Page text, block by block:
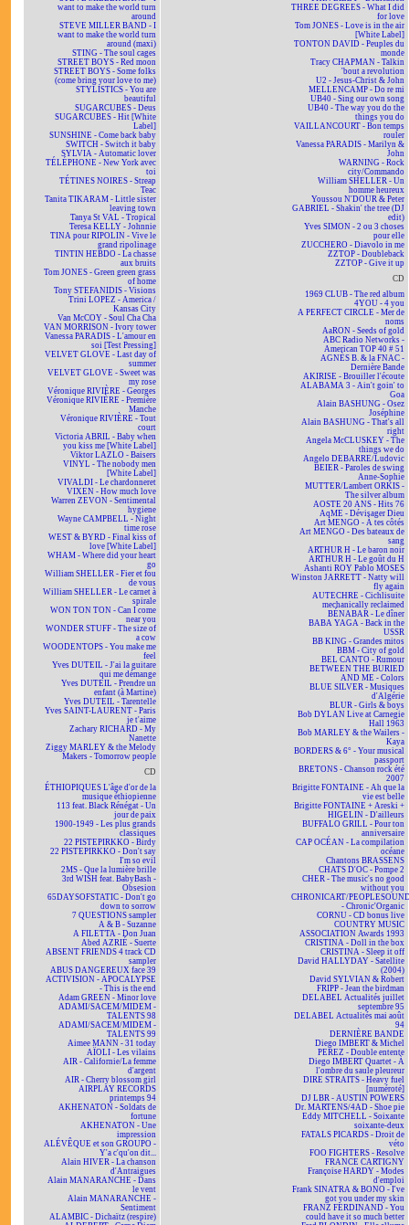
want to make the world turn
around
STEVE MILLER BAND - I
want to make the world turn
around (maxi)
STING - The soul cages
STREET BOYS - Red moon
STREET BOYS - Some folks
(come bring your love to me)
STYLISTICS - You are
beautiful
SUGARCUBES - Deus
SUGARCUBES - Hit [White
Label]
SUNSHINE - Come back baby
SWITCH - Switch it baby
SYLVIA - Automatic lover
TÉLÉPHONE - New York avec
toi
TÉTINES NOIRES - Streap
Teac
Tanita TIKARAM - Little sister
leaving town
Tanya St VAL - Tropical
Teresa KELLY - Johnnie
TINA pour RIPOLIN - Vive le
grand ripolinage
TINTIN HEBDO - La chasse
aux bruits
Tom JONES - Green green grass
of home
Tony STEFANIDIS - Visions
Trini LOPEZ - America /
Kansas City
Van McCOY - Soul Cha Cha
VAN MORRISON - Ivory tower
Vanessa PARADIS - L'amour en
soi [Test Pressing]
VELVET GLOVE - Last day of
summer
VELVET GLOVE - Sweet was
my rose
Véronique RIVIÈRE - Georges
Véronique RIVIÈRE - Première
Manche
Véronique RIVIÈRE - Tout
court
Victoria ABRIL - Baby when
you kiss me [White Label]
Viktor LAZLO - Baisers
VINYL - The nobody men
[White Label]
VIVALDI - Le chardonneret
VIXEN - How much love
Warren ZEVON - Sentimental
hygiene
Wayne CAMPBELL - Night
time rose
WEST & BYRD - Final kiss of
love [White Label]
WHAM - Where did your heart
go
William SHELLER - Fier et fou
de vous
William SHELLER - Le carnet à
spirale
WON TON TON - Can I come
near you
WONDER STUFF - The size of
a cow
WOODENTOPS - You make me
feel
Yves DUTEIL - J'ai la guitare
qui me démange
Yves DUTEIL - Prendre un
enfant (à Martine)
Yves DUTEIL - Tarentelle
Yves SAINT-LAURENT - Paris
je t'aime
Zachary RICHARD - My
Nanette
Ziggy MARLEY & the Melody
Makers - Tomorrow people
CD
ÉTHIOPIQUES L'âge d'or de la
musique éthiopienne
113 feat. Black Rénégat - Un
jour de paix
1900-1949 - Les plus grands
classiques
22 PISTEPIRKKO - Birdy
22 PISTEPIRKKO - Don't say
I'm so evil
2MS - Que la lumière brille
3rd WISH feat. BabyBash -
Obsesion
65DAYSOFSTATIC - Don't go
down to sorrow
7 QUESTIONS sampler
A & B - Suzanne
A FILETTA - Don Juan
Abed AZRIÉ - Suerte
ABSENT FRIENDS 4 track CD
sampler
ABUS DANGEREUX face 39
ACTIVISION - APOCALYPSE
- This is the end
Adam GREEN - Minor love
ADAMI/SACEM/MIDEM -
TALENTS 98
ADAMI/SACEM/MIDEM -
TALENTS 99
Aimee MANN - 31 today
AÏOLI - Les vilains
AIR - Californie/La femme
d'argent
AIR - Cherry blossom girl
AIRPLAY RECORDS
printemps 94
AKHENATON - Soldats de
fortune
AKHENATON - Une
impression
ALÉVÊQUE et son GROUPO -
Y'a c'qu'on dit...
Alain HIVER - La chanson
d'Antraigues
Alain MANARANCHE - Dans
le vent
Alain MANARANCHE -
Sentiment
ALAMBIC - Dichaïtz (respire)
THREE DEGREES - What I did
for love
Tom JONES - Love is in the air
[White Label]
TONTON DAVID - Peuples du
monde
Tracy CHAPMAN - Talkin
'bout a revolution
U2 - Jesus-Christ & John
MELLENCAMP - Do re mi
UB40 - Sing our own song
UB40 - The way you do the
things you do
VAILLANCOURT - Bon temps
rouler
Vanessa PARADIS - Marilyn &
John
WARNING - Rock
city/Commando
William SHELLER - Un
homme heureux
Youssou N'DOUR & Peter
GABRIEL - Shakin' the tree (DJ
edit)
Yves SIMON - 2 ou 3 choses
pour elle
ZUCCHERO - Diavolo in me
ZZTOP - Doubleback
ZZTOP - Give it up
CD
1969 CLUB - The red album
4YOU - 4 you
A PERFECT CIRCLE - Mer de
noms
AaRON - Seeds of gold
ABC Radio Networks -
American TOP 40 # 51
AGNÈS B. & la FNAC -
Dernière Bande
AKIRISE - Brouiller l'écoute
ALABAMA 3 - Ain't goin' to
Goa
Alain BASHUNG - Osez
Joséphine
Alain BASHUNG - That's all
right
Angela McCLUSKEY - The
things we do
Angelo DEBARRE/Ludovic
BEIER - Paroles de swing
Anne-Sophie
MUTTER/Lambert ORKIS -
The silver album
AOSTE 20 ANS - Hits 76
AqME - Dévisager Dieu
Art MENGO - À tes côtés
Art MENGO - Des bateaux de
sang
ARTHUR H - Le baron noir
ARTHUR H - Le goût du H
Ashanti ROY Pablo MOSES
Winston JARRETT - Natty will
fly again
AUTECHRE - Cichlisuite
mechanically reclaimed
BÉNABAR - Le dîner
BABA YAGA - Back in the
USSR
BB KING - Grandes mitos
BBM - City of gold
BEL CANTO - Rumour
BETWEEN THE BURIED
AND ME - Colors
BLUE SILVER - Musiques
d'Algérie
BLUR - Girls & boys
Bob DYLAN Live at Carnegie
Hall 1963
Bob MARLEY & the Wailers -
Kaya
BORDERS & 6° - Your musical
passport
BRETONS - Chanson rock été
2007
Brigitte FONTAINE - Ah que la
vie est belle
Brigitte FONTAINE + Areski +
HIGELIN - D'ailleurs
BUFFALO GRILL - Pour ton
anniversaire
CAP OCÉAN - La compilation
océane
Chantons BRASSENS
CHATS D'OC - Pompe 2
CHER - The music's no good
without you
CHRONICART/
- Chronic'Organic
CORNU - CD bonus live
COUNTRY MUSIC
ASSOCIATION Awards 1993
CRISTINA - Doll in the box
CRISTINA - Sleep it off
David HALLYDAY - Satellite
(2004)
David SYLVIAN & Robert
FRIPP - Jean the birdman
DELABEL Actualités juillet
septembre 95
DELABEL Actualités mai août
94
DERNIÈRE BANDE
Diego IMBERT & Michel
PEREZ - Double entente
Diego IMBERT Quartet - À
l'ombre du saule pleureur
DIRE STRAITS - Heavy fuel
[numéroté]
DJ LBR - AUSTIN POWERS
Dr. MARTENS/4AD - Shoe pie
Eddy MITCHELL - Soixante
soixante-deux
FATALS PICARDS - Droit de
véto
FOO FIGHTERS - Resolve
FRANCE CARTIGNY
Françoise HARDY - Modes
d'emploi
Frank SINATRA & BONO - I've
got you under my skin
FRANZ FERDINAND - You
could have it so much better